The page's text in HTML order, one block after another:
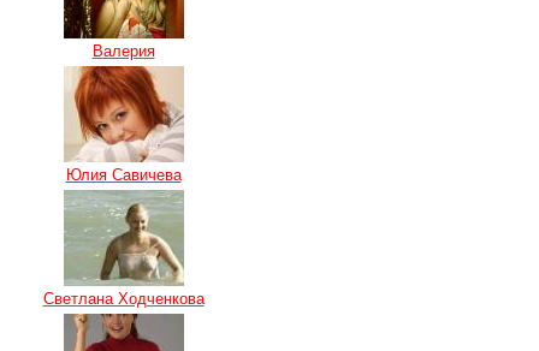
Валерия
Юлия Савичева
Светлана Ходченкова